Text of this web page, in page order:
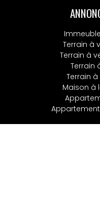
Terrain à
Terrain à
Terrain
Terrain
Maison à